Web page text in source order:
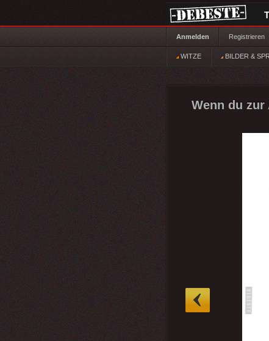
Anmelden Registrieren
WITZE BILDER &
Wenn du